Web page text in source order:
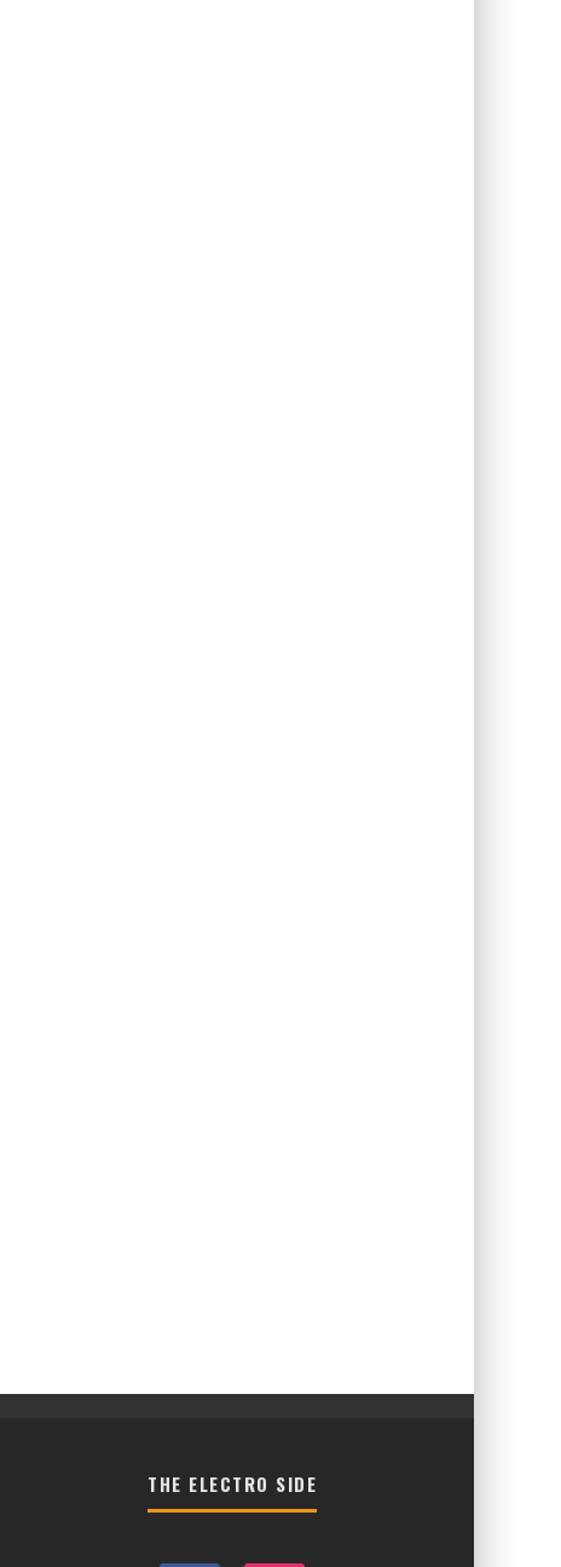
THE ELECTRO SIDE